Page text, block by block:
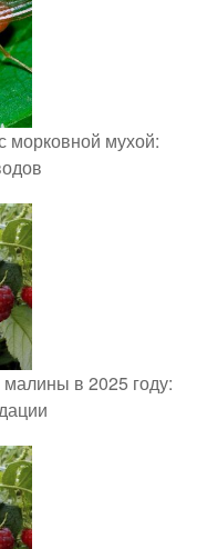
мухой:
в 2025 году: